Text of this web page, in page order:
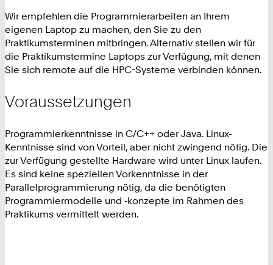
Wir empfehlen die Programmierarbeiten an Ihrem
eigenen Laptop zu machen, den Sie zu den
Praktikumsterminen mitbringen. Alternativ stellen wir für
die Praktikumstermine Laptops zur Verfügung, mit denen
Sie sich remote auf die HPC-Systeme verbinden können.
Voraussetzungen
Programmierkenntnisse in C/C++ oder Java. Linux-
Kenntnisse sind von Vorteil, aber nicht zwingend nötig. Die
zur Verfügung gestellte Hardware wird unter Linux laufen.
Es sind keine speziellen Vorkenntnisse in der
Parallelprogrammierung nötig, da die benötigten
Programmiermodelle und ‑konzepte im Rahmen des
Praktikums vermittelt werden.